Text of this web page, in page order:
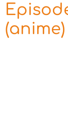
(anime)